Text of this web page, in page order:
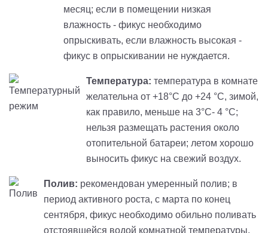
месяц; если в помещении низкая
влажность - фикус необходимо
опрыскивать, если влажность высокая -
фикус в опрыскивании не нуждается.
Температура: температура в комнате
желательна от +18°С до +24 °С, зимой,
как правило, меньше на 3°С- 4 °С;
нельзя размещать растения около
отопительной батареи; летом хорошо
выносить фикус на свежий воздух.
Полив: рекомендован умеренный полив; в
период активного роста, с марта по конец
сентября, фикус необходимо обильно поливать
отстоявшейся водой комнатной температуры,